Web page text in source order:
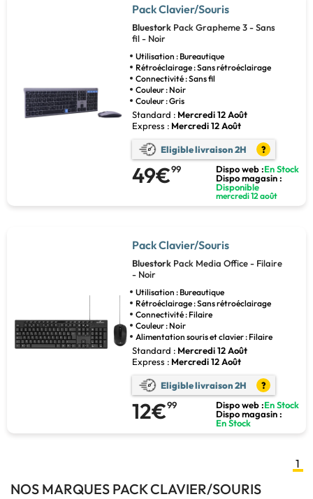
Pack Clavier/Souris
Bluestork Pack Grapheme 3 - Sans
fil - Noir
Utilisation : Bureautique
Rétroéclairage : Sans rétroéclairage
Connectivité : Sans fil
Couleur : Noir
Couleur : Gris
Standard : Mercredi 12 Août
Express : Mercredi 12 Août
Eligible livraison 2H ?
49€99 Dispo web :En Stock
Dispo magasin :
Disponible
mercredi 12 août
Pack Clavier/Souris
Bluestork Pack Media Office - Filaire
- Noir
Utilisation : Bureautique
Rétroéclairage : Sans rétroéclairage
Connectivité : Filaire
Couleur : Noir
Alimentation souris et clavier : Filaire
Standard : Mercredi 12 Août
Express : Mercredi 12 Août
Eligible livraison 2H ?
12€99 Dispo web :En Stock
Dispo magasin :
En Stock
1
NOS MARQUES PACK CLAVIER/SOURIS